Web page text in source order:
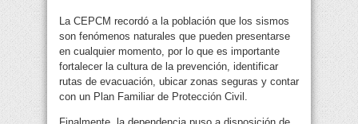
La CEPCM recordó a la población que los sismos
son fenómenos naturales que pueden presentarse
en cualquier momento, por lo que es importante
fortalecer la cultura de la prevención, identificar
rutas de evacuación, ubicar zonas seguras y contar
con un Plan Familiar de Protección Civil.